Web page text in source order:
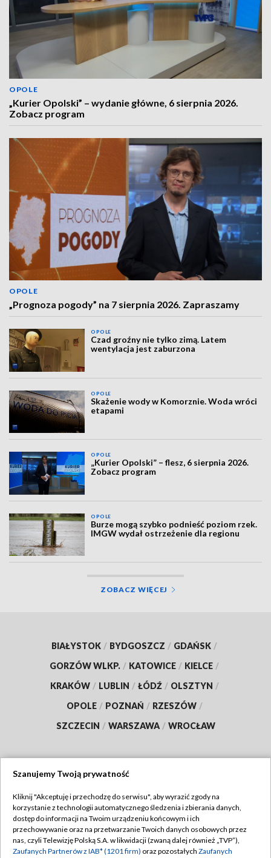
OPOLE
„Kurier Opolski” – wydanie główne, 6 sierpnia 2026.
Zobacz program
OPOLE
„Prognoza pogody” na 7 sierpnia 2026. Zapraszamy
OPOLE
Czad groźny nie tylko zimą. Latem
wentylacja jest zaburzona
OPOLE
Skażenie wody w Komorznie. Woda wróci
etapami
OPOLE
„Kurier Opolski” – flesz, 6 sierpnia 2026.
Zobacz program
OPOLE
Burze mogą szybko podnieść poziom rzek.
IMGW wydał ostrzeżenie dla regionu
ZOBACZ WIĘCEJ
BIAŁYSTOK / BYDGOSZCZ / GDAŃSK /
GORZÓW WLKP. / KATOWICE / KIELCE /
KRAKÓW / LUBLIN / ŁÓDŹ / OLSZTYN /
OPOLE / POZNAŃ / RZESZÓW /
SZCZECIN / WARSZAWA / WROCŁAW
TVP
Abonament TVP
Emisja w TVP
Regulamin TVP
Polityka prywatności
Szanujemy Twoją prywatność
Kliknij "Akceptuję i przechodzę do serwisu", aby wyrazić zgody na
korzystanie z technologii automatycznego śledzenia i zbierania danych,
dostęp do informacji na Twoim urządzeniu końcowym i ich
przechowywanie oraz na przetwarzanie Twoich danych osobowych przez
nas, czyli Telewizję Polską S.A. w likwidacji (zwaną dalej również „TVP”),
Zaufanych Partnerów z IAB* (1201 firm) oraz pozostałych Zaufanych